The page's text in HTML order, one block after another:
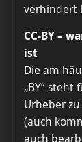
verhindert
CC-BY –
ist
Die am
„BY“ steht
Urheber
(auch
auch